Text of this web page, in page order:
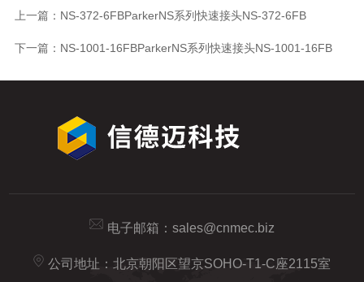
上一篇： NS-372-6FBParkerNS系列快速接头NS-372-6FB
下一篇： NS-1001-16FBParkerNS系列快速接头NS-1001-16FB
电子邮箱： sales@cnmec.biz
公司地址：北京朝阳区望京SOHO-T1-C座2115室